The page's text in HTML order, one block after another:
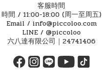
客服時間
時間 / 11:00-18:00 (周一至周五)
Email / info@piccoloo.com
LINE / @piccoloo
六八達有限公司｜24741406